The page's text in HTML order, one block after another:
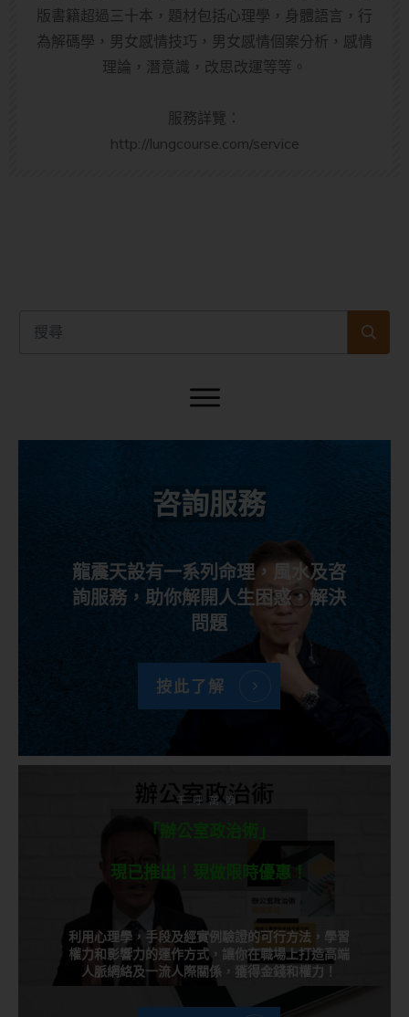
版書籍超過三十本，題材包括心理學，身體語言，行
為解碼學，男女感情技巧，男女感情個案分析，感情
理論，潛意識，改思改運等等。
服務詳覽：
http://lungcourse.com/service
咨詢服務
龍震天設有一系列命理，風水及咨
詢服務，助你解開人生困惑，解決
問題
按此了解
千呼萬喚
「辦公室政治術」
現已推出！現做限時優惠！
利用心理學，手段及經實例驗證的可行方法，學習
權力和影響力的運作方式，讓你在職場上打造高端
人脈網絡及一流人際關係，獲得金錢和權力！